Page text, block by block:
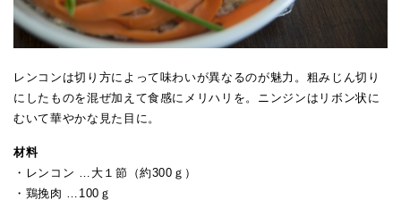
レンコンは切り方によって味わいが異なるのが魅力。粗みじん切り
にしたものを混ぜ加えて食感にメリハリを。ニンジンはリボン状に
むいて華やかな見た目に。
材料
・レンコン …大１節（約300ｇ）
・鶏挽肉 …100ｇ